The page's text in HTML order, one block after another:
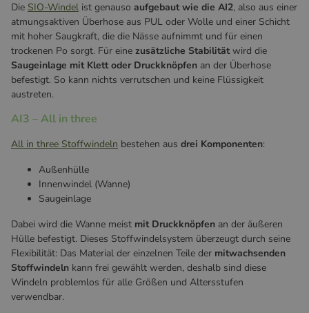
Die SIO-Windel ist genauso aufgebaut wie die AI2, also aus einer
atmungsaktiven Überhose aus PUL oder Wolle und einer Schicht
mit hoher Saugkraft, die die Nässe aufnimmt und für einen
trockenen Po sorgt. Für eine zusätzliche Stabilitätwird die
Saugeinlage mit Klett oder Druckknöpfen an der Überhose
befestigt. So kann nichts verrutschen und keine Flüssigkeit
austreten.
AI3 – All in three
All in three Stoffwindeln bestehen aus drei Komponenten:
Außenhülle
Innenwindel (Wanne)
Saugeinlage
Dabei wird die Wanne meist mit Druckknöpfen an der äußeren
Hülle befestigt. Dieses Stoffwindelsystem überzeugt durch seine
Flexibilität: Das Material der einzelnen Teile der mitwachsenden
Stoffwindeln kann frei gewählt werden, deshalb sind diese
Windeln problemlos für alle Größen und Altersstufen
verwendbar.